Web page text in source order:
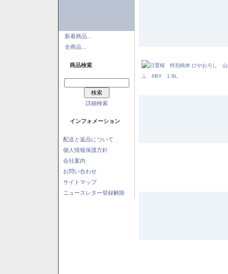
新着商品...
全商品...
商品検索
詳細検索
インフォメーション
配送と返品について
個人情報保護方針
会社案内
お問い合わせ
サイトマップ
ニュースレター登録解除